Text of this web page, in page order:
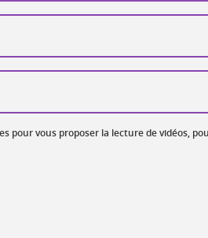
pour vous proposer la lecture de vidéos,